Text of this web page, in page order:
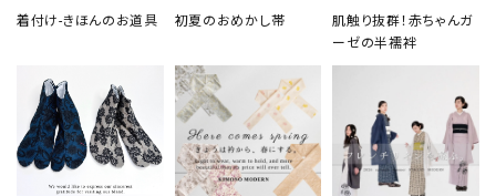
着付け-きほんのお道具 初夏のおめかし帯
肌触り抜群！赤ちゃんガ
ーゼの半襦袢